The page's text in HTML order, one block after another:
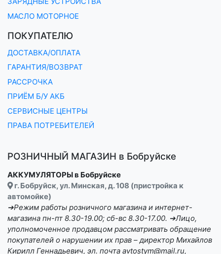
МАСЛО МОТОРНОЕ
ПОКУПАТЕЛЮ
ДОСТАВКА/ОПЛАТА
ГАРАНТИЯ/ВОЗВРАТ
РАССРОЧКА
ПРИЁМ Б/У АКБ
СЕРВИСНЫЕ ЦЕНТРЫ
ПРАВА ПОТРЕБИТЕЛЕЙ
РОЗНИЧНЫЙ МАГАЗИН в Бобруйске
АККУМУЛЯТОРЫ в Бобруйске
г. Бобруйск, ул. Минская, д. 108 (пристройка к
автомойке)
➔Режим работы розничного магазина и интернет-
магазина пн-пт 8.30-19.00; сб-вс 8.30-17.00. ➔Лицо,
уполномоченное продавцом рассматривать обращение
покупателей о нарушении их прав – директор Михайлов
Кирилл Геннадьевич, эл. почта avtostym@mail.ru,